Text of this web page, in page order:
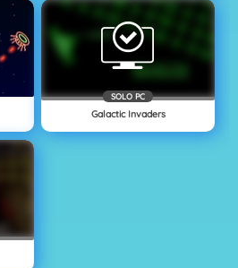
SOLO PC
Galactic Invaders